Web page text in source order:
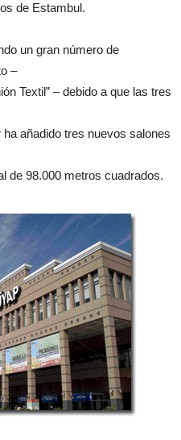
de Estambul.
un gran número de
–
Textil” – debido a que las tres
añadido tres nuevos salones
de 98.000 metros cuadrados.